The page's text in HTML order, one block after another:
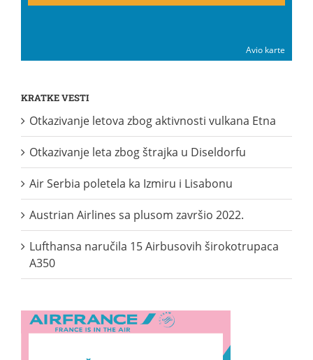
Avio karte
KRATKE VESTI
Otkazivanje letova zbog aktivnosti vulkana Etna
Otkazivanje leta zbog štrajka u Diseldorfu
Air Serbia poletela ka Izmiru i Lisabonu
Austrian Airlines sa plusom završio 2022.
Lufthansa naručila 15 Airbusovih širokotrupaca
A350